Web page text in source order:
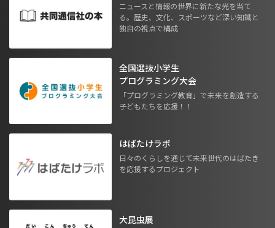
ニュースと情報の世界に新たな光を当て
る。歴史、文化、スポーツなど深い知識と
独自の視点で構成
全国選抜小学生
プログラミング大会
「プログラミング教育」で未来を創造する
子どもたちを応援！！
はばたけラボ
日々のくらしを通じて未来世代のはばたき
を応援するプロジェクト
大昆虫展